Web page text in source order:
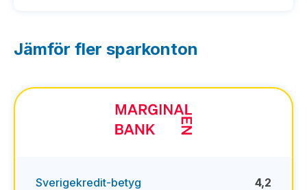
Jämför fler sparkonton
Sverigekredit-betyg 4,2